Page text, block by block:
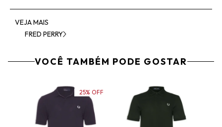
VEJA MAIS
FRED PERRY
VOCÊ TAMBÉM PODE GOSTAR
25% OFF